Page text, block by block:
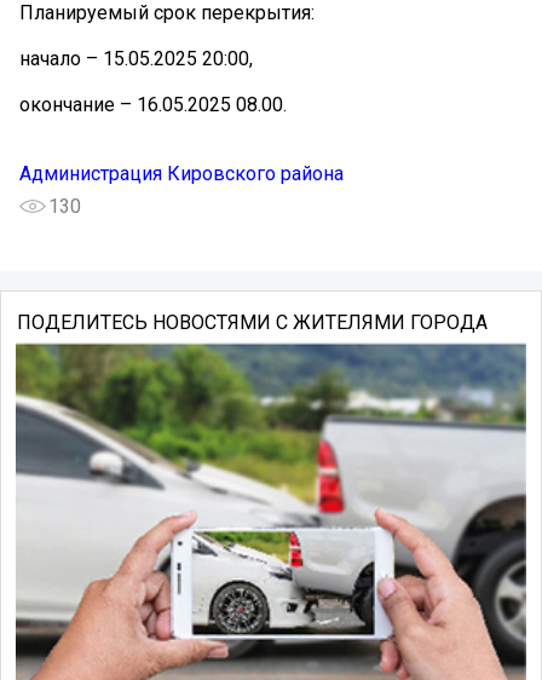
Планируемый срок перекрытия:
начало – 15.05.2025 20:00,
окончание – 16.05.2025 08.00.
Администрация Кировского района
130
ПОДЕЛИТЕСЬ НОВОСТЯМИ С ЖИТЕЛЯМИ ГОРОДА